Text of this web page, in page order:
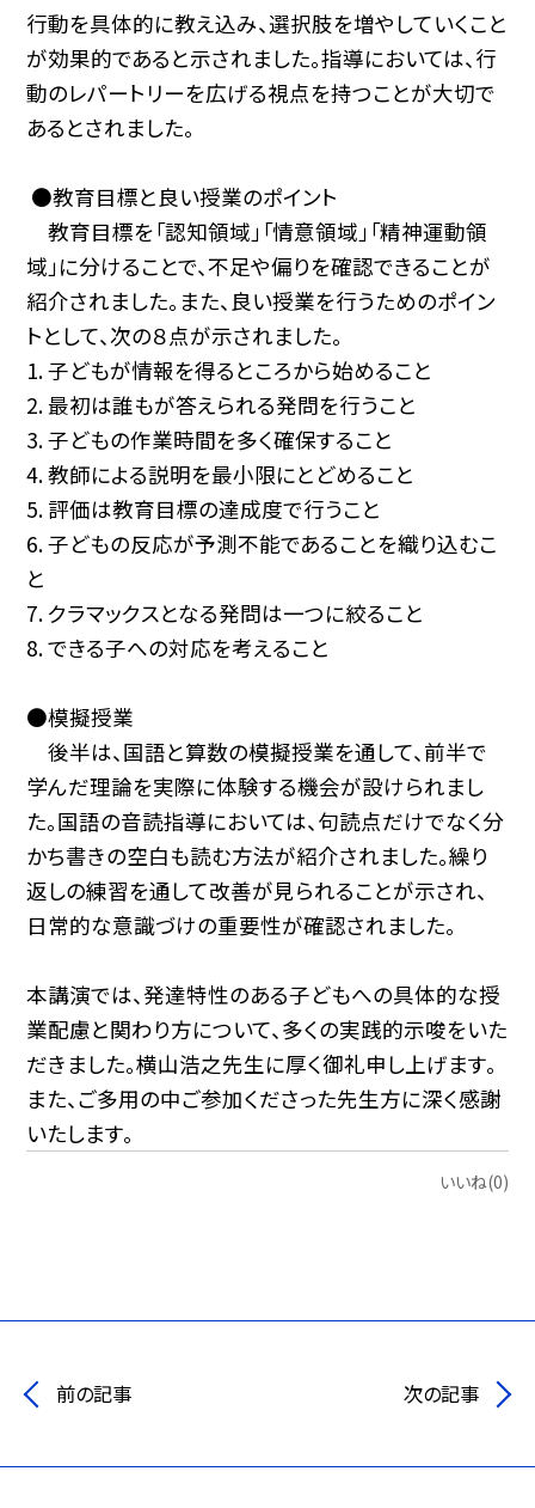
行動を具体的に教え込み、選択肢を増やしていくこと
が効果的であると示されました。指導においては、行
動のレパートリーを広げる視点を持つことが大切で
あるとされました。
●教育目標と良い授業のポイント
教育目標を「認知領域」「情意領域」「精神運動領
域」に分けることで、不足や偏りを確認できることが
紹介されました。また、良い授業を行うためのポイン
トとして、次の８点が示されました。
1. 子どもが情報を得るところから始めること
2. 最初は誰もが答えられる発問を行うこと
3. 子どもの作業時間を多く確保すること
4. 教師による説明を最小限にとどめること
5. 評価は教育目標の達成度で行うこと
6. 子どもの反応が予測不能であることを織り込むこ
と
7. クラマックスとなる発問は一つに絞ること
8. できる子への対応を考えること
●模擬授業
後半は、国語と算数の模擬授業を通して、前半で
学んだ理論を実際に体験する機会が設けられまし
た。国語の音読指導においては、句読点だけでなく分
かち書きの空白も読む方法が紹介されました。繰り
返しの練習を通して改善が見られることが示され、
日常的な意識づけの重要性が確認されました。
本講演では、発達特性のある子どもへの具体的な授
業配慮と関わり方について、多くの実践的示唆をいた
だきました。横山浩之先生に厚く御礼申し上げます。
また、ご多用の中ご参加くださった先生方に深く感謝
いたします。
いいね(0)
前の記事 次の記事